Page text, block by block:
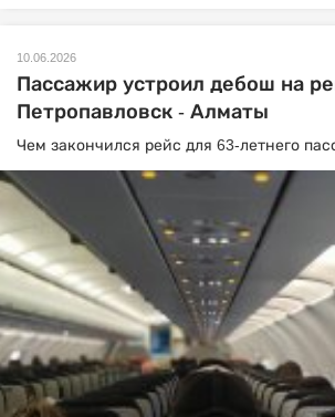
10.06.2026
Пассажир устроил дебош на
Петропавловск - Алматы
Чем закончился рейс для 63-летнего